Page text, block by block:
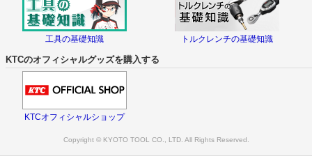
工具の基礎知識 トルクレンチの基礎知識
KTCのオフィシャルグッズを購入する
KTCオフィシャルショップ
Copyright © KYOTO TOOL CO., LTD. All Rights Reserved.